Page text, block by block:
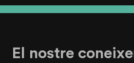
El nostre